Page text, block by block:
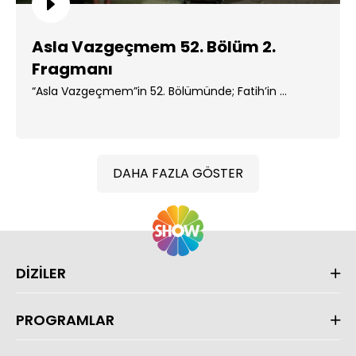
Asla Vazgeçmem 52. Bölüm 2.
Fragmanı
“Asla Vazgeçmem”in 52. Bölümünde; Fatih’in ...
DAHA FAZLA GÖSTER
DİZİLER
PROGRAMLAR